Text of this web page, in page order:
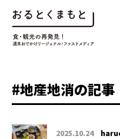
#地産地消の記事
2025.10.24